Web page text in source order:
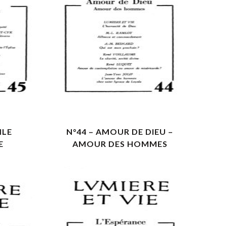
N°44 – AMOUR DE DIEU –
AMOUR DES HOMMES